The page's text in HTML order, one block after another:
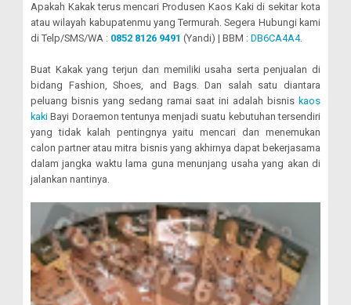
Apakah Kakak terus mencari Produsen Kaos Kaki di sekitar kota
atau wilayah kabupatenmu yang Termurah. Segera Hubungi kami
di Telp/SMS/WA : 0852 8126 9491 (Yandi) | BBM : DB6CA4A4.
Buat Kakak yang terjun dan memiliki usaha serta penjualan di
bidang Fashion, Shoes, and Bags. Dan salah satu diantara
peluang bisnis yang sedang ramai saat ini adalah bisnis kaos
kaki Bayi Doraemon tentunya menjadi suatu kebutuhan tersendiri
yang tidak kalah pentingnya yaitu mencari dan menemukan
calon partner atau mitra bisnis yang akhirnya dapat bekerjasama
dalam jangka waktu lama guna menunjang usaha yang akan di
jalankan nantinya.